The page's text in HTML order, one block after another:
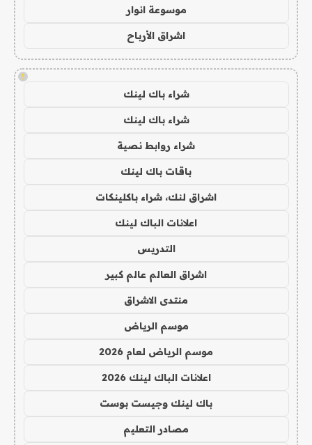
موسوعة انوار
اشراق الأرباح
!
شراء باك لينك
شراء باك لينك
شراء روابط نصية
باقات باك لينك
اشراق لنك، شراء باكلينكات
اعلانات الباك لينك
التدريس
اشراق العالم عالم كبير
منتدى الاشراق
موسم الرياض
موسم الرياض لعام 2026
اعلانات الباك لينك 2026
باك لينك وجيست بوست
مصادر التعليم